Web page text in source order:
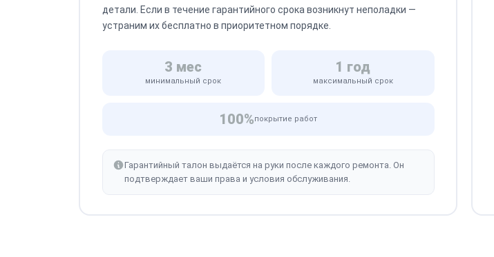
детали. Если в течение гарантийного срока возникнут неполадки —
устраним их бесплатно в приоритетном порядке.
3 мес
минимальный срок
1 год
максимальный срок
100%покрытие работ
Гарантийный талон выдаётся на руки после каждого ремонта. Он
подтверждает ваши права и условия обслуживания.